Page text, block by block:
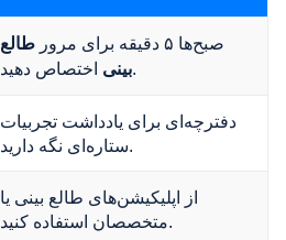
صبح‌ها ۵ دقیقه برای مرور
طالع
بینیاختصاص دهید.
دفترچه‌ای برای یادداشت تجربیات
ستاره‌ای نگه دارید.
از اپلیکیشن‌های طالع بینی یا
متخصصان استفاده کنید.